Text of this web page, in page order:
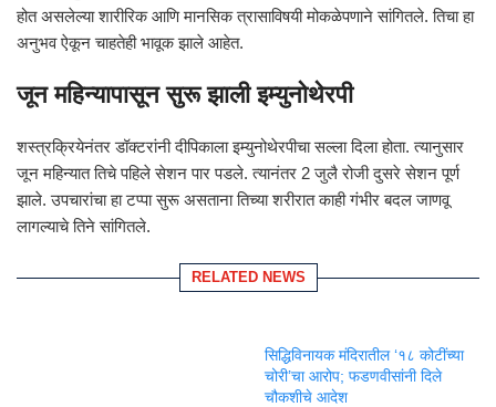
होत असलेल्या शारीरिक आणि मानसिक त्रासाविषयी मोकळेपणाने सांगितले. तिचा हा
अनुभव ऐकून चाहतेही भावूक झाले आहेत.
जून महिन्यापासून सुरू झाली इम्युनोथेरपी
शस्त्रक्रियेनंतर डॉक्टरांनी दीपिकाला इम्युनोथेरपीचा सल्ला दिला होता. त्यानुसार
जून महिन्यात तिचे पहिले सेशन पार पडले. त्यानंतर 2 जुलै रोजी दुसरे सेशन पूर्ण
झाले. उपचारांचा हा टप्पा सुरू असताना तिच्या शरीरात काही गंभीर बदल जाणवू
लागल्याचे तिने सांगितले.
RELATED NEWS
सिद्धिविनायक मंदिरातील ‘१८ कोटींच्या
चोरी’चा आरोप; फडणवीसांनी दिले
चौकशीचे आदेश